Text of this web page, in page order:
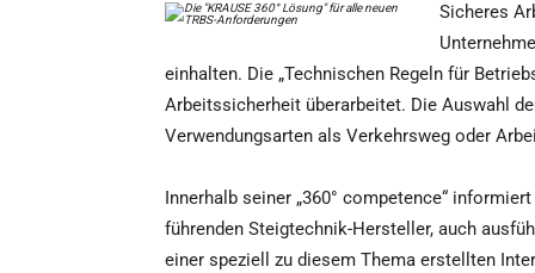
Sicheres
einhalten. Die „Technischen Regeln für
Arbeitssicherheit überarbeitet. Die Auswahl
Verwendungsarten als Verkehrsweg oder
Innerhalb seiner „360° competence“
führenden Steigtechnik-Hersteller, auch
einer speziell zu diesem Thema erstellten